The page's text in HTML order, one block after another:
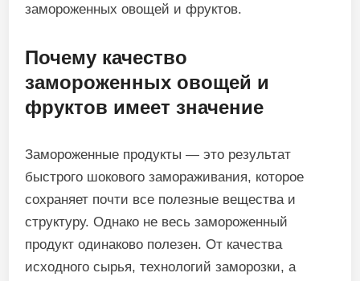
замороженных овощей и фруктов.
Почему качество
замороженных овощей и
фруктов имеет значение
Замороженные продукты — это результат
быстрого шокового замораживания, которое
сохраняет почти все полезные вещества и
структуру. Однако не весь замороженный
продукт одинаково полезен. От качества
исходного сырья, технологий заморозки, а